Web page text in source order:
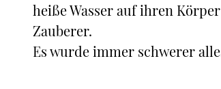
heiße Wasser auf ihren
Zauberer.
Es wurde immer schwerer